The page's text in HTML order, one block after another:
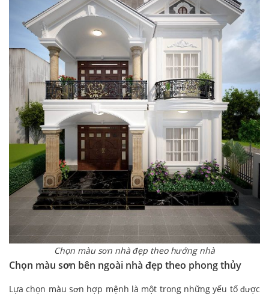
Chọn màu sơn nhà đẹp theo hướng nhà
Chọn màu sơn bên ngoài nhà đẹp theo phong thủy
Lựa chọn màu sơn hợp mệnh là một trong những yếu tố được